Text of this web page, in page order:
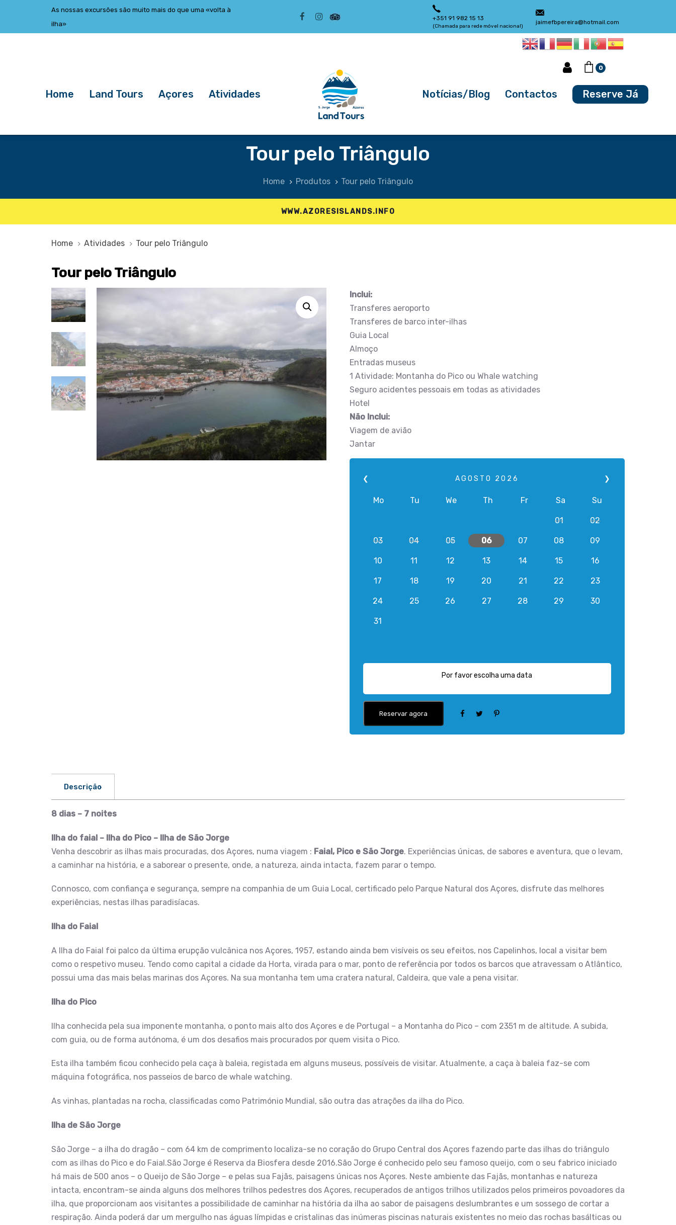
primary
As nossas excursões são muito mais do que uma «volta à
ilha»
+351 91 982 15 13
(Chamada para rede móvel nacional)
jaimefbpereira@hotmail.com
Home Land Tours Açores Atividades Notícias/Blog Contactos Reserve Já
0
Tour pelo Triângulo
Home Produtos Tour pelo Triângulo
WWW.AZORESISLANDS.INFO
Home Atividades Tour pelo Triângulo
Tour pelo Triângulo
Inclui:
Transferes aeroporto
Transferes de barco inter-ilhas
Guia Local
Almoço
Entradas museus
1 Atividade: Montanha do Pico ou Whale watching
Seguro acidentes pessoais em todas as atividades
Hotel
Não Inclui:
Viagem de avião
Jantar
❮ ❯
AGOSTO 2026
Mo Tu We Th Fr Sa Su
01 02
03 04 05 06 07 08 09
10 11 12 13 14 15 16
17 18 19 20 21 22 23
24 25 26 27 28 29 30
31
Por favor escolha uma data
Reservar agora
Descrição
8 dias – 7 noites
Ilha do faial – Ilha do Pico – Ilha de São Jorge
Venha descobrir as ilhas mais procuradas, dos Açores, numa viagem : Faial, Pico e São Jorge. Experiências únicas, de sabores e aventura, que o levam,
a caminhar na história, e a saborear o presente, onde, a natureza, ainda intacta, fazem parar o tempo.
Connosco, com confiança e segurança, sempre na companhia de um Guia Local, certificado pelo Parque Natural dos Açores, disfrute das melhores
experiências, nestas ilhas paradisíacas.
Ilha do Faial
A Ilha do Faial foi palco da última erupção vulcânica nos Açores, 1957, estando ainda bem visíveis os seu efeitos, nos Capelinhos, local a visitar bem
como o respetivo museu. Tendo como capital a cidade da Horta, virada para o mar, ponto de referência por todos os barcos que atravessam o Atlântico,
possui uma das mais belas marinas dos Açores. Na sua montanha tem uma cratera natural, Caldeira, que vale a pena visitar.
Ilha do Pico
Ilha conhecida pela sua imponente montanha, o ponto mais alto dos Açores e de Portugal – a Montanha do Pico – com 2351 m de altitude. A subida,
com guia, ou de forma autónoma, é um dos desafios mais procurados por quem visita o Pico.
Esta ilha também ficou conhecido pela caça à baleia, registada em alguns museus, possíveis de visitar. Atualmente, a caça à baleia faz-se com
máquina fotográfica, nos passeios de barco de whale watching.
As vinhas, plantadas na rocha, classificadas como Património Mundial, são outra das atrações da ilha do Pico.
Ilha de São Jorge
São Jorge – a ilha do dragão – com 64 km de comprimento localiza-se no coração do Grupo Central dos Açores fazendo parte das ilhas do triângulo
com as ilhas do Pico e do Faial.São Jorge é Reserva da Biosfera desde 2016.São Jorge é conhecido pelo seu famoso queijo, com o seu fabrico iniciado
há mais de 500 anos – o Queijo de São Jorge – e pelas sua Fajãs, paisagens únicas nos Açores. Neste ambiente das Fajãs, montanhas e natureza
intacta, encontram-se ainda alguns dos melhores trilhos pedestres dos Açores, recuperados de antigos trilhos utilizados pelos primeiros povoadores da
ilha, que proporcionam aos visitantes a possibilidade de caminhar na história da ilha ao sabor de paisagens deslumbrantes e um sossego de cortar a
respiração. Ainda poderá dar um mergulho nas águas límpidas e cristalinas das inúmeras piscinas naturais existentes no meio das rochas basálticas ou